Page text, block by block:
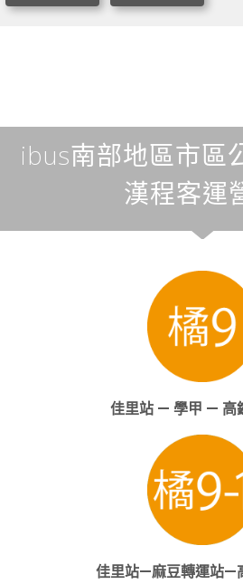
ibus南部地區市區
漢程客運
佳里站 — 學甲 — 高
佳里站—麻豆轉運站—